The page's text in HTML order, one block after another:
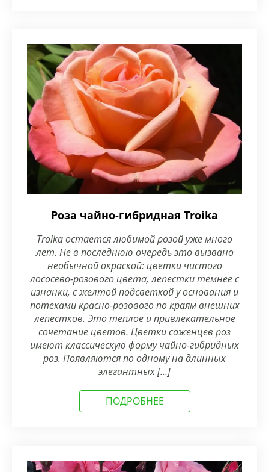
Роза чайно-гибридная Troika
Troika остается любимой розой уже много
лет. Не в последнюю очередь это вызвано
необычной окраской: цветки чистого
лососево-розового цвета, лепестки темнее с
изнанки, с желтой подсветкой у основания и
потеками красно-розового по краям внешних
лепестков. Это теплое и привлекательное
сочетание цветов. Цветки саженцев роз
имеют классическую форму чайно-гибридных
роз. Появляются по одному на длинных
элегантных […]
ПОДРОБНЕЕ